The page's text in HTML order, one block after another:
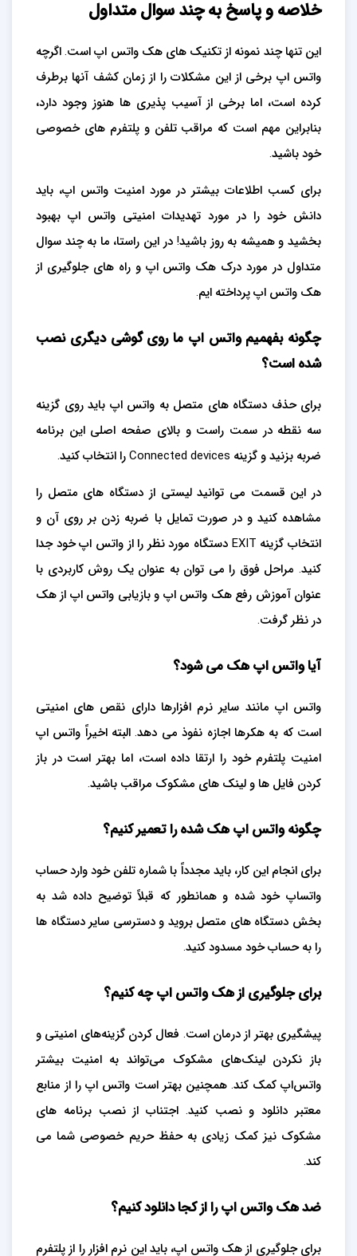
خلاصه و پاسخ به چند سوال متداول
این تنها چند نمونه از تکنیک های هک واتس اپ است. اگرچه
واتس اپ برخی از این مشکلات را از زمان کشف آنها برطرف
کرده است، اما برخی از آسیب پذیری ها هنوز وجود دارد،
بنابراین مهم است که مراقب تلفن و پلتفرم های خصوصی
خود باشید.
برای کسب اطلاعات بیشتر در مورد امنیت واتس اپ، باید
دانش خود را در مورد تهدیدات امنیتی واتس اپ بهبود
بخشید و همیشه به روز باشید! در این راستا، ما به چند سوال
متداول در مورد درک هک واتس اپ و راه های جلوگیری از
هک واتس اپ پرداخته ایم.
چگونه بفهمیم واتس اپ ما روی گوشی دیگری نصب
شده است؟
برای حذف دستگاه های متصل به واتس اپ باید روی گزینه
سه نقطه در سمت راست و بالای صفحه اصلی این برنامه
ضربه بزنید و گزینه Connected devices را انتخاب کنید.
در این قسمت می توانید لیستی از دستگاه های متصل را
مشاهده کنید و در صورت تمایل با ضربه زدن بر روی آن و
انتخاب گزینه EXIT دستگاه مورد نظر را از واتس اپ خود جدا
کنید. مراحل فوق را می توان به عنوان یک روش کاربردی با
عنوان آموزش رفع هک واتس اپ و بازیابی واتس اپ از هک
در نظر گرفت.
آیا واتس اپ هک می شود؟
واتس اپ مانند سایر نرم افزارها دارای نقص های امنیتی
است که به هکرها اجازه نفوذ می دهد. البته اخیراً واتس اپ
امنیت پلتفرم خود را ارتقا داده است، اما بهتر است در باز
کردن فایل ها و لینک های مشکوک مراقب باشید.
چگونه واتس اپ هک شده را تعمیر کنیم؟
برای انجام این کار، باید مجدداً با شماره تلفن خود وارد حساب
واتساپ خود شده و همانطور که قبلاً توضیح داده شد به
بخش دستگاه های متصل بروید و دسترسی سایر دستگاه ها
را به حساب خود مسدود کنید.
برای جلوگیری از هک واتس اپ چه کنیم؟
پیشگیری بهتر از درمان است. فعال کردن گزینه‌های امنیتی و
باز نکردن لینک‌های مشکوک می‌تواند به امنیت بیشتر
واتس‌اپ کمک کند. همچنین بهتر است واتس اپ را از منابع
معتبر دانلود و نصب کنید. اجتناب از نصب برنامه های
مشکوک نیز کمک زیادی به حفظ حریم خصوصی شما می
کند.
ضد هک واتس اپ را از کجا دانلود کنیم؟
برای جلوگیری از هک واتس اپ، باید این نرم افزار را از پلتفرم